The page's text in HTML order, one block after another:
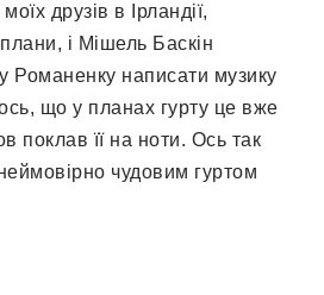
друзів в Ірландії,
і Мішель Баскін
Романенку написати музику
що у планах гурту це вже
поклав її на ноти. Ось так
чудовим гуртом